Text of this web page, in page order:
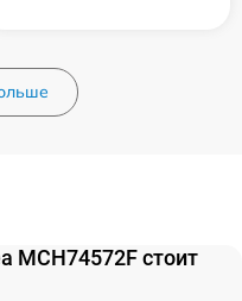
MCH74572F стоит